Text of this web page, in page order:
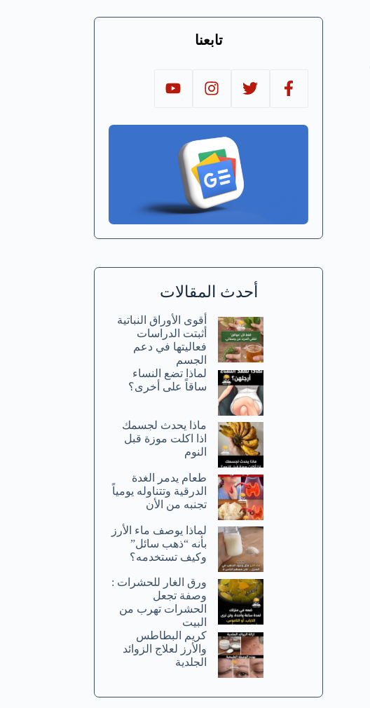
تابعنا
أحدث المقالات
أقوى الأوراق النباتية
أثبتت الدراسات
فعاليتها في دعم
الجسم
لماذا تضع النساء
ساقاً على أخرى؟
ماذا يحدث لجسمك
اذا اكلت موزة قبل
النوم
طعام يدمر الغدة
الدرقية وتتناوله يومياً
تجنبه من الأن
لماذا يوصف ماء الأرز
بأنه “ذهب سائل”
وكيف تستخدمه؟
ورق الغار للحشرات :
وصفة تجعل
الحشرات تهرب من
البيت
كريم البطاطس
والأرز لعلاج الزوائد
الجلدية